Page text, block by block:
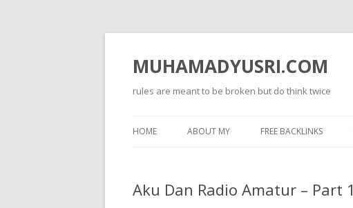
MUHAMADYUSRI.COM
rules are meant to be broken but do think twice
HOME ABOUT MY FREE BACKLINKS
Aku Dan Radio Amatur – Part 1